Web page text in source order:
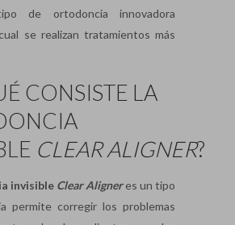
de ortodoncia innovadora
se realizan tratamientos más
CONSISTE LA
CLEARALIGNER?
invisible ClearAligneres un tipo
permite corregir los problemas